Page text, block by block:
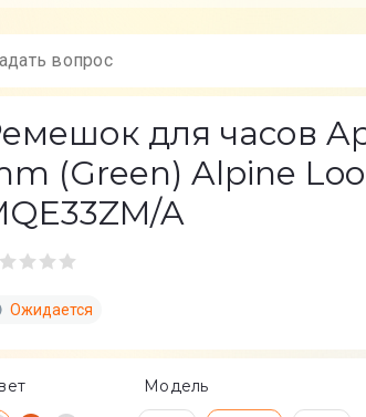
Задать вопрос
для часов
(Green) Alpine
A
Ожидается
Модель